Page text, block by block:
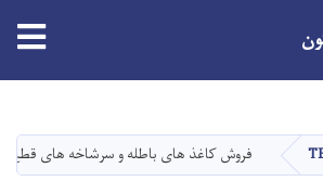
دانګل
فروش کاغذ های باطله و سرشاخه های قطع